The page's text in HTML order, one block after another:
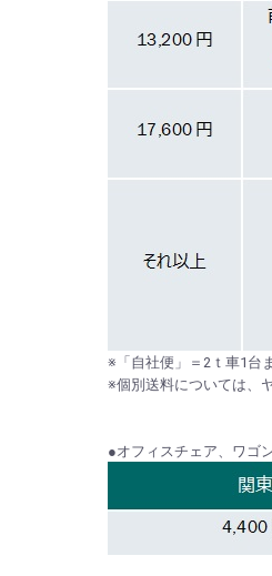
※「自社便」＝2ｔ車1台
※個別送料については、
●オフィスチェア、ワゴ